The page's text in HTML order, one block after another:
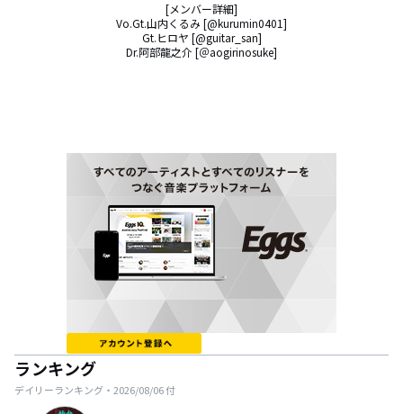
[メンバー詳細]
Vo.Gt.山内くるみ [@kurumin0401]
Gt.ヒロヤ [@guitar_san]
Dr.阿部龍之介 [＠aogirinosuke]
ランキング
デイリーランキング・ 2026/08/06付